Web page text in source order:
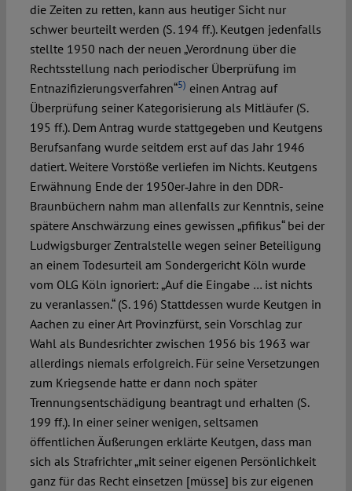
die Zeiten zu retten, kann aus heutiger Sicht nur
schwer beurteilt werden (S. 194 ff.). Keutgen jedenfalls
stellte 1950 nach der neuen „Verordnung über die
Rechtsstellung nach periodischer Überprüfung im
Entnazifizierungsverfahren“5) einen Antrag auf
Überprüfung seiner Kategorisierung als Mitläufer (S.
195 ff.). Dem Antrag wurde stattgegeben und Keutgens
Berufsanfang wurde seitdem erst auf das Jahr 1946
datiert. Weitere Vorstöße verliefen im Nichts. Keutgens
Erwähnung Ende der 1950er‑Jahre in den DDR-
Braunbüchern nahm man allenfalls zur Kenntnis, seine
spätere Anschwärzung eines gewissen „pfifikus“ bei der
Ludwigsburger Zentralstelle wegen seiner Beteiligung
an einem Todesurteil am Sondergericht Köln wurde
vom OLG Köln ignoriert: „Auf die Eingabe … ist nichts
zu veranlassen.“ (S. 196) Stattdessen wurde Keutgen in
Aachen zu einer Art Provinzfürst, sein Vorschlag zur
Wahl als Bundesrichter zwischen 1956 bis 1963 war
allerdings niemals erfolgreich. Für seine Versetzungen
zum Kriegsende hatte er dann noch später
Trennungsentschädigung beantragt und erhalten (S.
199 ff.). In einer seiner wenigen, seltsamen
öffentlichen Äußerungen erklärte Keutgen, dass man
sich als Strafrichter „mit seiner eigenen Persönlichkeit
ganz für das Recht einsetzen [müsse] bis zur eigenen